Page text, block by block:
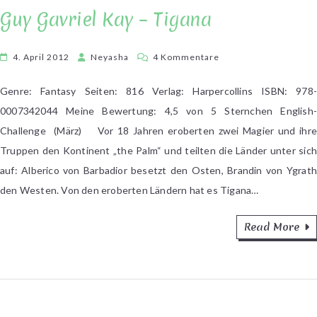
Guy Gavriel Kay – Tigana
4. April 2012 Neyasha 4 Kommentare
Gavriel
Kay
Genre: Fantasy Seiten: 816 Verlag: Harpercollins ISBN: 978-
0007342044 Meine Bewertung: 4,5 von 5 Sternchen English-
Challenge (März) Vor 18 Jahren eroberten zwei Magier und ihre
Truppen den Kontinent „the Palm“ und teilten die Länder unter sich
auf: Alberico von Barbadior besetzt den Osten, Brandin von Ygrath
den Westen. Von den eroberten Ländern hat es Tigana…
Read More